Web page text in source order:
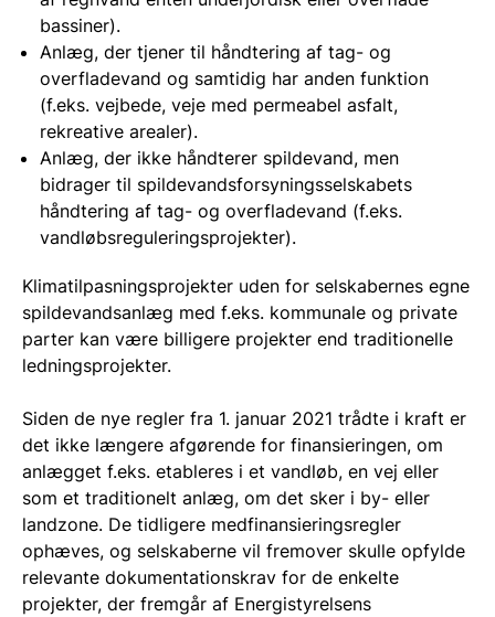
bassiner).
Anlæg, der tjener til håndtering af tag- og
overfladevand og samtidig har anden funktion
(f.eks. vejbede, veje med permeabel asfalt,
rekreative arealer).
Anlæg, der ikke håndterer spildevand, men
bidrager til spildevandsforsyningsselskabets
håndtering af tag- og overfladevand (f.eks.
vandløbsreguleringsprojekter).
Klimatilpasningsprojekter uden for selskabernes egne
spildevandsanlæg med f.eks. kommunale og private
parter kan være billigere projekter end traditionelle
ledningsprojekter.
Siden de nye regler fra 1. januar 2021 trådte i kraft er
det ikke længere afgørende for finansieringen, om
anlægget f.eks. etableres i et vandløb, en vej eller
som et traditionelt anlæg, om det sker i by- eller
landzone. De tidligere medfinansieringsregler
ophæves, og selskaberne vil fremover skulle opfylde
relevante dokumentationskrav for de enkelte
projekter, der fremgår af Energistyrelsens